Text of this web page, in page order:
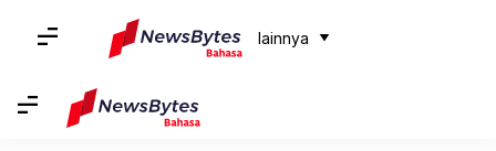
lainnya